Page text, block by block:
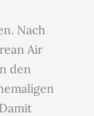
Nach
Air
den